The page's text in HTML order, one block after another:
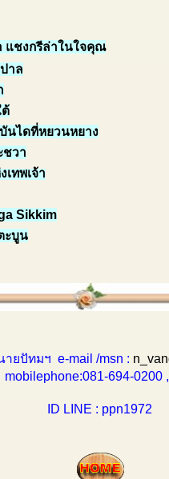
แชงกรีล่าในใจคุณ
าล
ต้
นไดที่หยวนหยาง
ชวา
ทพเจ้า
Sikkim
ะบูน
ายปัทมฯ e-mail /msn :
694-0200 ,
ID LINE : ppn1972